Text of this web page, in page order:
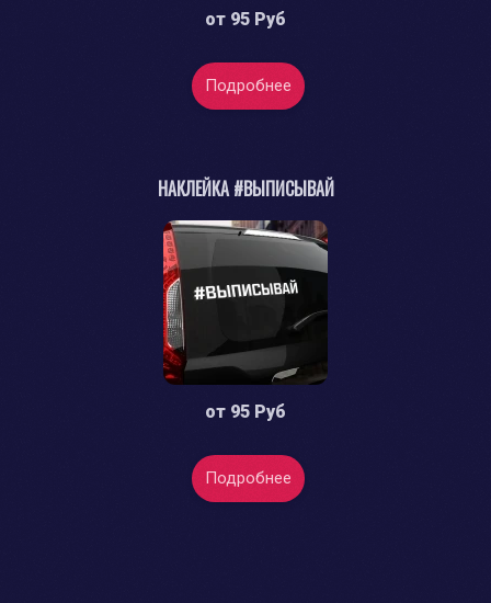
от 95 Руб
Подробнее
НАКЛЕЙКА #ВЫПИСЫВАЙ
от 95 Руб
Подробнее